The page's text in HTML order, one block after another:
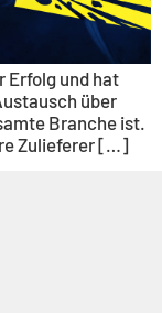
Erfolg und hat
über
Branche ist.
Zulieferer […]